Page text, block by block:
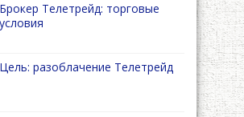
Брокер Телетрейд: торговые
условия
Цель: разоблачение Телетрейд